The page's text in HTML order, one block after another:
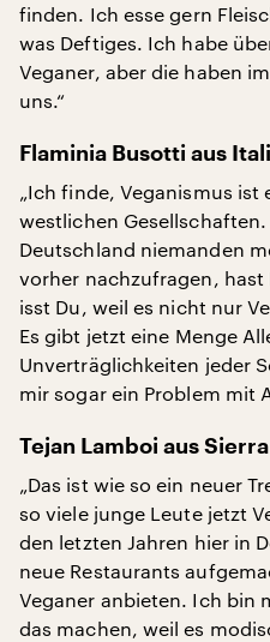
finden. Ich esse gern
was Deftiges. Ich habe
Veganer, aber die haben
uns.“
Flaminia Busotti aus
„Ich finde, Veganismus ist
westlichen
Deutschland niemanden
vorher nachzufragen, hast
isst Du, weil es nicht nur
Es gibt jetzt eine Menge
Unverträglichkeiten jeder
mir sogar ein Problem mit
Tejan Lamboi aus
„Das ist wie so ein neuer
so viele junge Leute jetzt
den letzten Jahren hier in
neue Restaurants
Veganer anbieten. Ich bin
das machen, weil es